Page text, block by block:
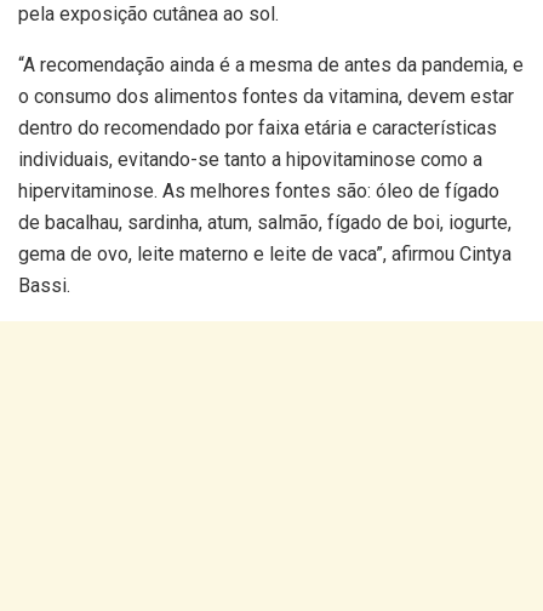
pela exposição cutânea ao sol.
“A recomendação ainda é a mesma de antes da pandemia, e
o consumo dos alimentos fontes da vitamina, devem estar
dentro do recomendado por faixa etária e características
individuais, evitando-se tanto a hipovitaminose como a
hipervitaminose. As melhores fontes são: óleo de fígado
de bacalhau, sardinha, atum, salmão, fígado de boi, iogurte,
gema de ovo, leite materno e leite de vaca”, afirmou Cintya
Bassi.